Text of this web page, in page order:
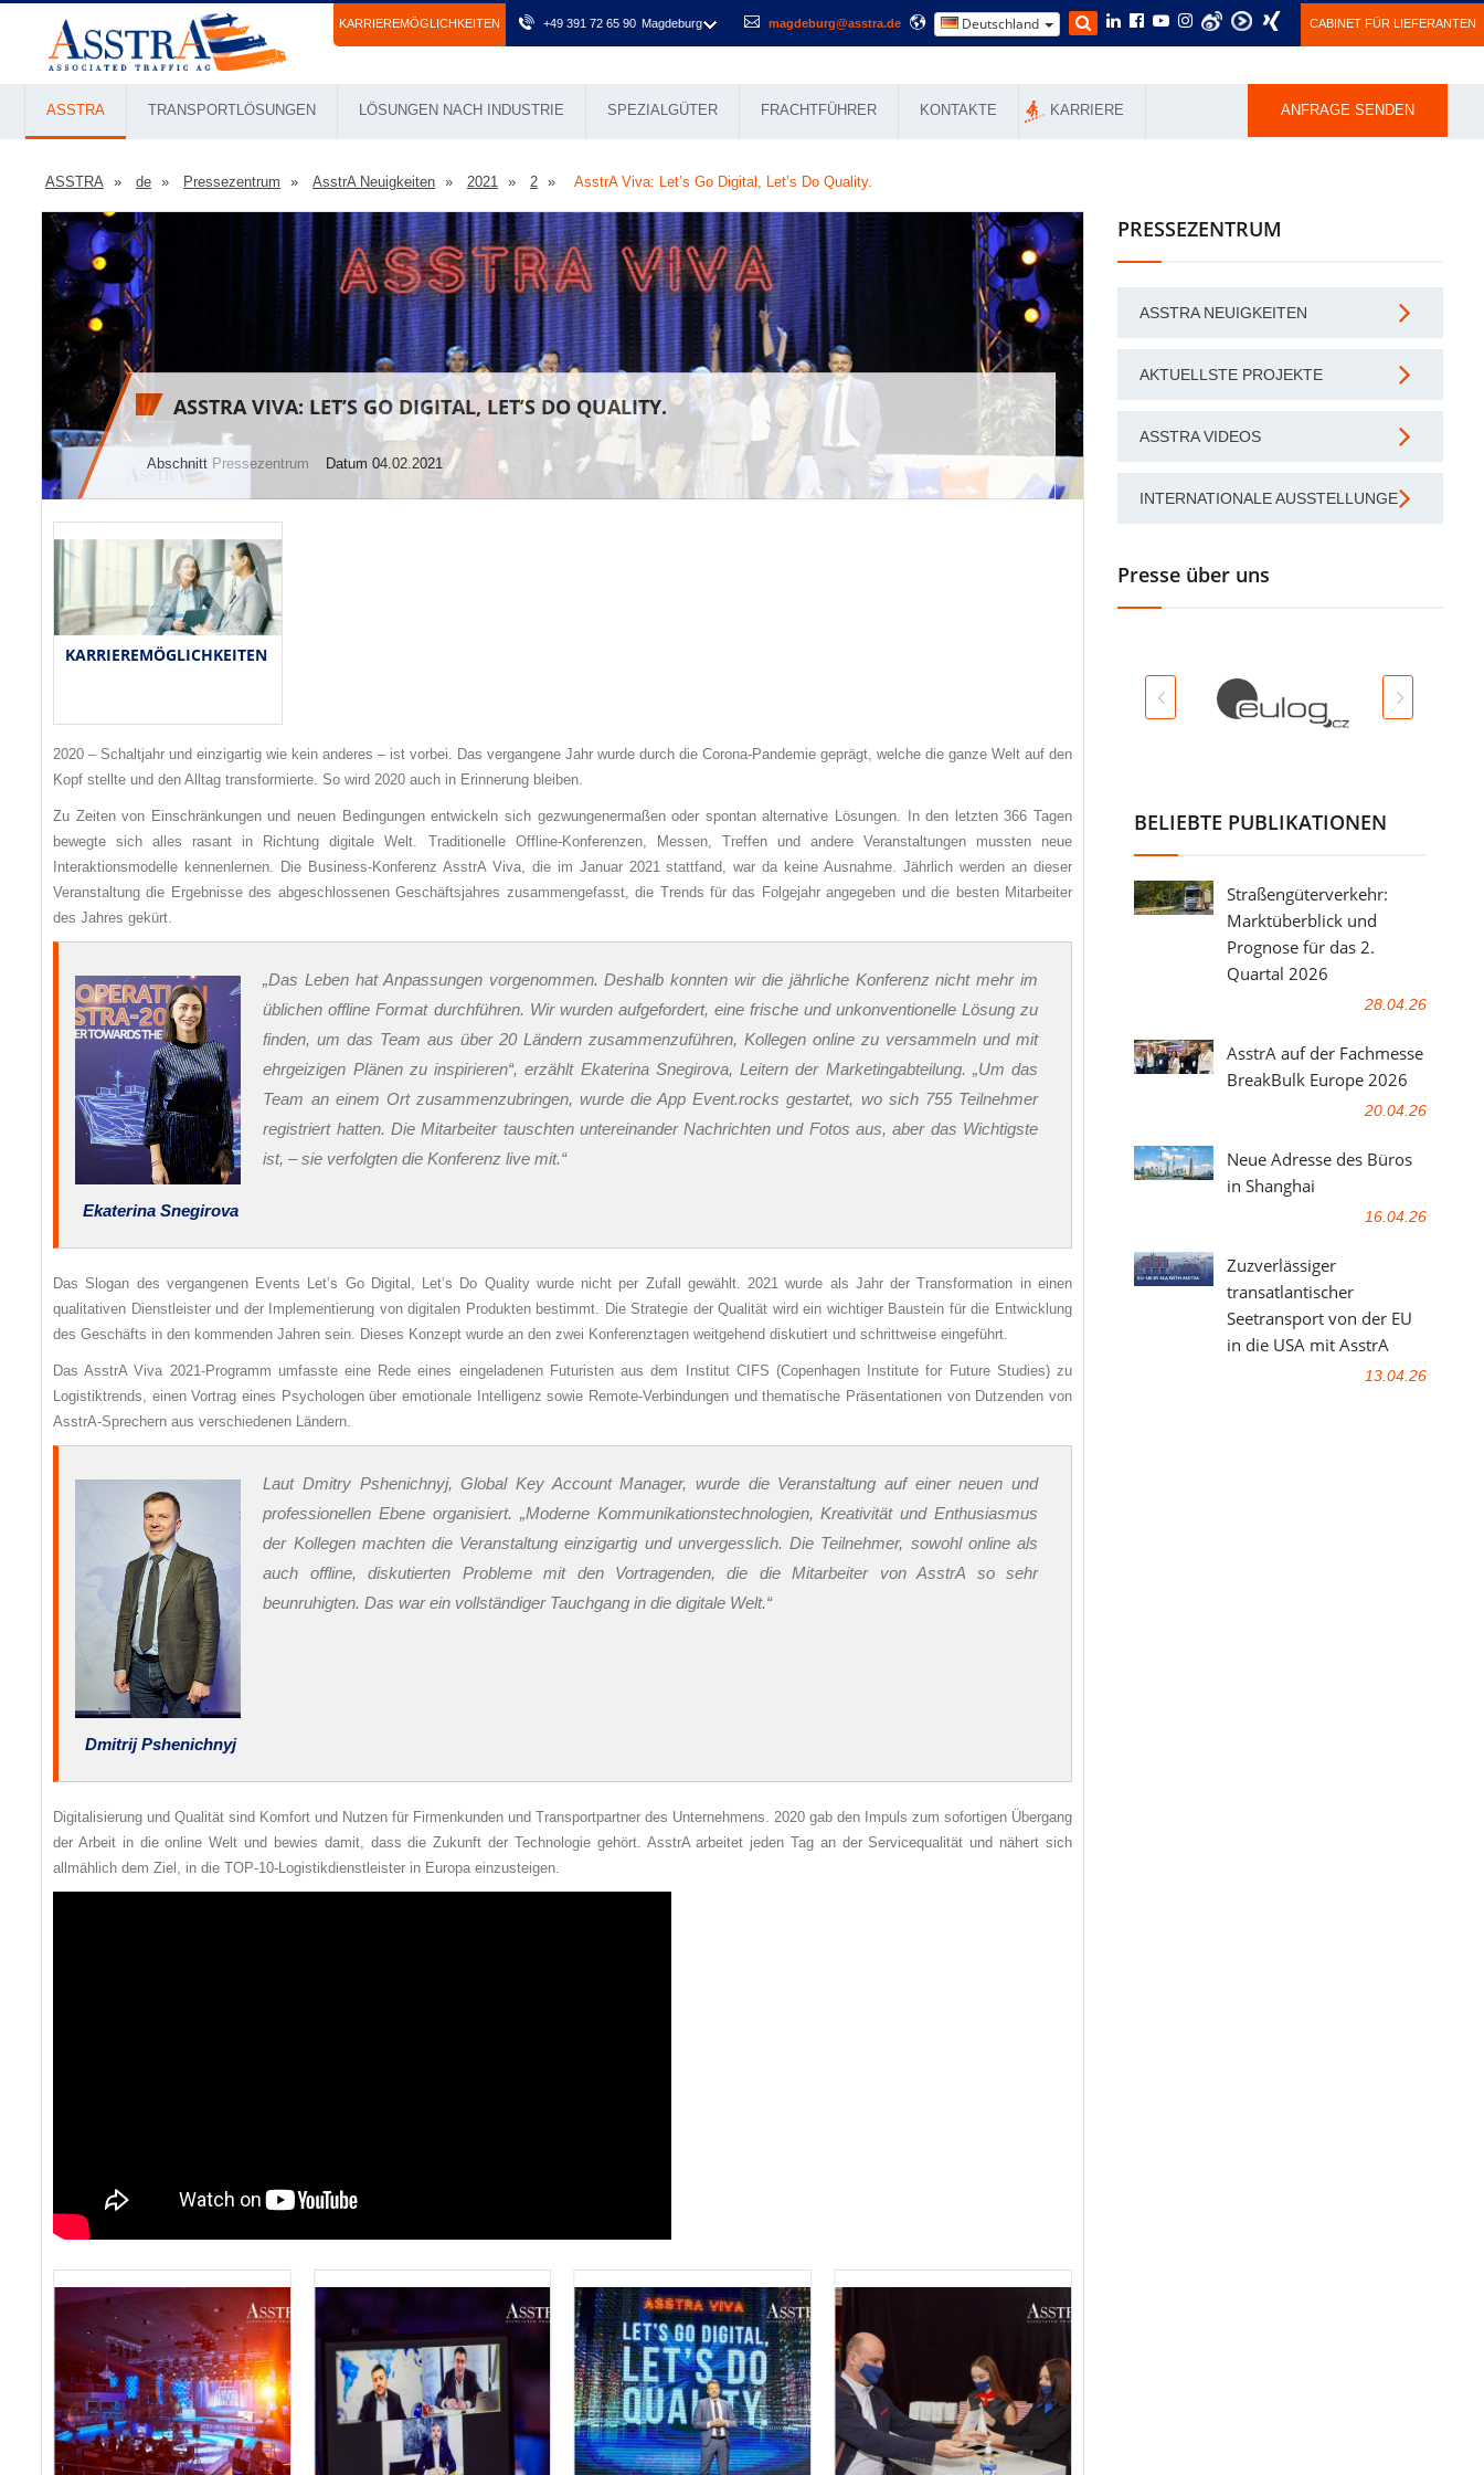
KARRIEREMÖGLICHKEITEN +49 391 72 65 90 Magdeburg magdeburg@asstra.de Deutschland CABINET FÜR LIEFERANTEN
ASSTRA TRANSPORTLÖSUNGEN LÖSUNGEN NACH INDUSTRIE SPEZIALGÜTER FRACHTFÜHRER KONTAKTE KARRIERE ANFRAGE SENDEN
ASSTRA de Pressezentrum AsstrA Neuigkeiten 2021 2 AsstrA Viva: Let’s Go Digital, Let’s Do Quality.
ASSTRA VIVA: LET’S GO DIGITAL, LET’S DO QUALITY.
Abschnitt Pressezentrum Datum 04.02.2021
KARRIEREMÖGLICHKEITEN
2020 – Schaltjahr und einzigartig wie kein anderes – ist vorbei. Das vergangene Jahr wurde durch die Corona-Pandemie geprägt, welche die ganze Welt auf den
Kopf stellte und den Alltag transformierte. So wird 2020 auch in Erinnerung bleiben.
Zu Zeiten von Einschränkungen und neuen Bedingungen entwickeln sich gezwungenermaßen oder spontan alternative Lösungen. In den letzten 366 Tagen
bewegte sich alles rasant in Richtung digitale Welt. Traditionelle Offline-Konferenzen, Messen, Treffen und andere Veranstaltungen mussten neue
Interaktionsmodelle kennenlernen. Die Business-Konferenz AsstrA Viva, die im Januar 2021 stattfand, war da keine Ausnahme. Jährlich werden an dieser
Veranstaltung die Ergebnisse des abgeschlossenen Geschäftsjahres zusammengefasst, die Trends für das Folgejahr angegeben und die besten Mitarbeiter
des Jahres gekürt.
Ekaterina Snegirova
„Das Leben hat Anpassungen vorgenommen. Deshalb konnten wir die jährliche Konferenz nicht mehr im
üblichen offline Format durchführen. Wir wurden aufgefordert, eine frische und unkonventionelle Lösung zu
finden, um das Team aus über 20 Ländern zusammenzuführen, Kollegen online zu versammeln und mit
ehrgeizigen Plänen zu inspirieren“, erzählt Ekaterina Snegirova, Leitern der Marketingabteilung. „Um das
Team an einem Ort zusammenzubringen, wurde die App Event.rocks gestartet, wo sich 755 Teilnehmer
registriert hatten. Die Mitarbeiter tauschten untereinander Nachrichten und Fotos aus, aber das Wichtigste
ist, – sie verfolgten die Konferenz live mit.“
Das Slogan des vergangenen Events Let’s Go Digital, Let’s Do Quality wurde nicht per Zufall gewählt. 2021 wurde als Jahr der Transformation in einen
qualitativen Dienstleister und der Implementierung von digitalen Produkten bestimmt. Die Strategie der Qualität wird ein wichtiger Baustein für die Entwicklung
des Geschäfts in den kommenden Jahren sein. Dieses Konzept wurde an den zwei Konferenztagen weitgehend diskutiert und schrittweise eingeführt.
Das AsstrA Viva 2021-Programm umfasste eine Rede eines eingeladenen Futuristen aus dem Institut CIFS (Copenhagen Institute for Future Studies) zu
Logistiktrends, einen Vortrag eines Psychologen über emotionale Intelligenz sowie Remote-Verbindungen und thematische Präsentationen von Dutzenden von
AsstrA-Sprechern aus verschiedenen Ländern.
Dmitrij Pshenichnyj
Laut Dmitry Pshenichnyj, Global Key Account Manager, wurde die Veranstaltung auf einer neuen und
professionellen Ebene organisiert. „Moderne Kommunikationstechnologien, Kreativität und Enthusiasmus
der Kollegen machten die Veranstaltung einzigartig und unvergesslich. Die Teilnehmer, sowohl online als
auch offline, diskutierten Probleme mit den Vortragenden, die die Mitarbeiter von AsstrA so sehr
beunruhigten. Das war ein vollständiger Tauchgang in die digitale Welt.“
Digitalisierung und Qualität sind Komfort und Nutzen für Firmenkunden und Transportpartner des Unternehmens. 2020 gab den Impuls zum sofortigen Übergang
der Arbeit in die online Welt und bewies damit, dass die Zukunft der Technologie gehört. AsstrA arbeitet jeden Tag an der Servicequalität und nähert sich
allmählich dem Ziel, in die TOP-10-Logistikdienstleister in Europa einzusteigen.
PRESSEZENTRUM
ASSTRA NEUIGKEITEN
AKTUELLSTE PROJEKTE
ASSTRA VIDEOS
INTERNATIONALE AUSSTELLUNGEN
Presse über uns
BELIEBTE PUBLIKATIONEN
Straßengüterverkehr:
Marktüberblick und
Prognose für das 2.
Quartal 2026
28.04.26
AsstrA auf der Fachmesse
BreakBulk Europe 2026
20.04.26
Neue Adresse des Büros
in Shanghai
16.04.26
Zuzverlässiger
transatlantischer
Seetransport von der EU
in die USA mit AsstrA
13.04.26